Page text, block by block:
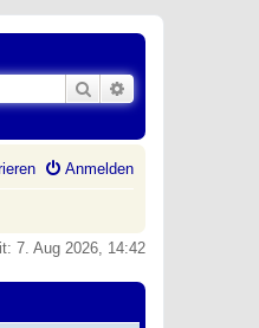
Suche
Anmelden
7. Aug 2026, 14:42